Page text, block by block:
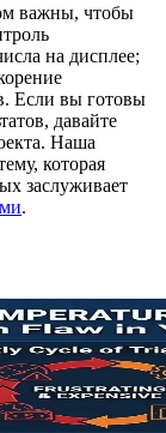
важны, чтобы
на дисплее;
Если вы готовы
давайте
Наша
которая
заслуживает
.